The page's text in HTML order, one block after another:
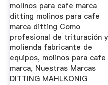
molinos para cafe marca
ditting molinos para cafe
marca ditting Como
profesional de trituración y
molienda fabricante de
equipos, molinos para cafe
marca, Nuestras Marcas
DITTING MAHLKONIG